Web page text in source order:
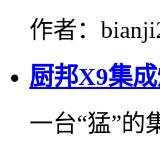
作者：bianji
厨邦X9集
一台“猛”的